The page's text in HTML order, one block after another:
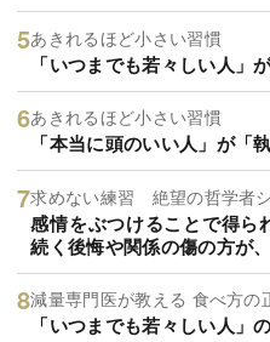
あきれるほど小さい習慣
「いつまでも若々しい人」
あきれるほど小さい習慣
「本当に頭のいい人」が「
求めない練習 絶望の哲学者
感情をぶつけることで得ら
続く後悔や関係の傷の方が
減量専門医が教える 食べ方の
「いつまでも若々しい人」